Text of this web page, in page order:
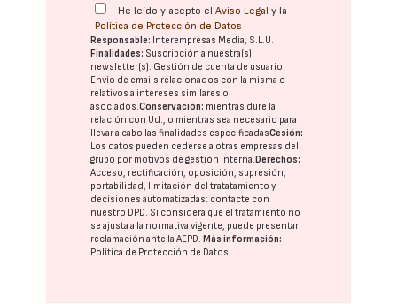
He leído y acepto elAviso Legal y la
Política de Protección de Datos
Responsable: Interempresas Media, S.L.U.
Finalidades: Suscripción a nuestra(s)
newsletter(s). Gestión de cuenta de usuario.
Envío de emails relacionados con la misma o
relativos a intereses similares o
asociados.Conservación: mientras dure la
relación con Ud., o mientras sea necesario para
llevar a cabo las finalidades especificadasCesión:
Los datos pueden cederse a otras empresas del
grupo por motivos de gestión interna. Derechos:
Acceso, rectificación, oposición, supresión,
portabilidad, limitación del tratatamiento y
decisiones automatizadas: contacte con
nuestro DPD. Si considera que el tratamiento no
se ajusta a la normativa vigente, puede presentar
reclamación ante laAEPD. Más información:
Política de Protección de Datos